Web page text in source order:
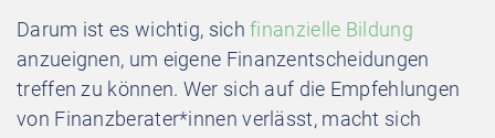
Darum ist es wichtig, sich finanzielle Bildung
anzueignen, um eigene Finanzentscheidungen
treffen zu können. Wer sich auf die Empfehlungen
von Finanzberater*innen verlässt, macht sich